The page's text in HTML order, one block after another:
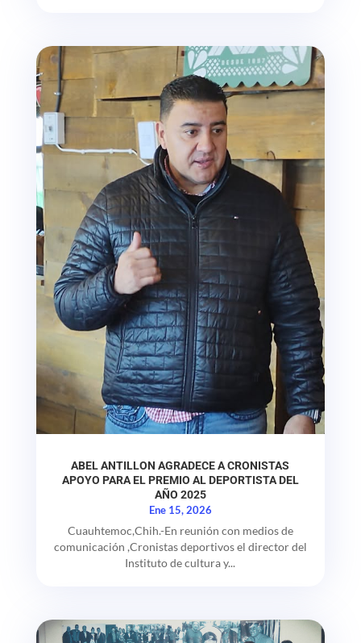
ABEL ANTILLON AGRADECE A CRONISTAS
APOYO PARA EL PREMIO AL DEPORTISTA DEL
AÑO 2025
Ene 15, 2026
Cuauhtemoc,Chih.-En reunión con medios de
comunicación ,Cronistas deportivos el director del
Instituto de cultura y...